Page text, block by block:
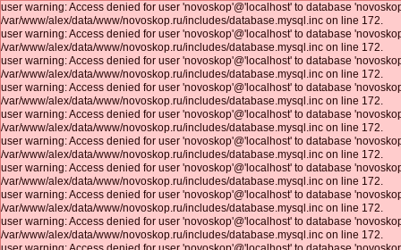
user warning: Access denied for user 'novoskop'@'localhost' to database
/var/www/alex/data/www/novoskop.ru/includes/database.mysql.inc on line 172.
user warning: Access denied for user 'novoskop'@'localhost' to database
/var/www/alex/data/www/novoskop.ru/includes/database.mysql.inc on line 172.
user warning: Access denied for user 'novoskop'@'localhost' to database
/var/www/alex/data/www/novoskop.ru/includes/database.mysql.inc on line 172.
user warning: Access denied for user 'novoskop'@'localhost' to database
/var/www/alex/data/www/novoskop.ru/includes/database.mysql.inc on line 172.
user warning: Access denied for user 'novoskop'@'localhost' to database
/var/www/alex/data/www/novoskop.ru/includes/database.mysql.inc on line 172.
user warning: Access denied for user 'novoskop'@'localhost' to database
/var/www/alex/data/www/novoskop.ru/includes/database.mysql.inc on line 172.
user warning: Access denied for user 'novoskop'@'localhost' to database
/var/www/alex/data/www/novoskop.ru/includes/database.mysql.inc on line 172.
user warning: Access denied for user 'novoskop'@'localhost' to database
/var/www/alex/data/www/novoskop.ru/includes/database.mysql.inc on line 172.
user warning: Access denied for user 'novoskop'@'localhost' to database
/var/www/alex/data/www/novoskop.ru/includes/database.mysql.inc on line 172.